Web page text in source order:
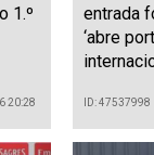
1.º
20:28
entrada
‘abre
ID: 47537998